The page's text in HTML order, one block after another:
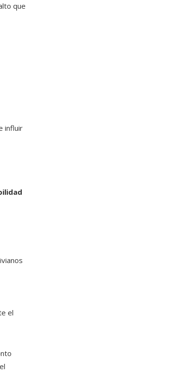
que
influir
el